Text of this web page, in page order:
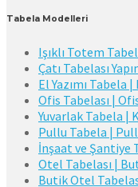
Tabela Modelleri
Işıklı Totem
Çatı Tabelası
El Yazımı Tabela |
Ofis Tabelası |
Yuvarlak Tabela |
Pullu Tabela |
İnşaat ve Şantiye
Otel Tabelası |
Butik Otel